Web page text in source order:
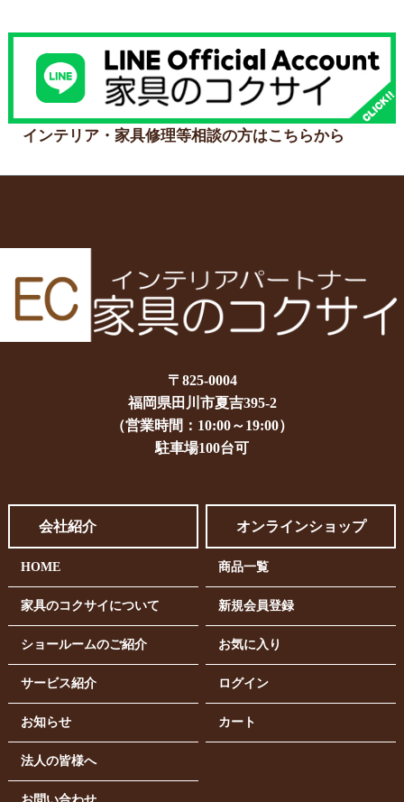
インテリア・家具修理等相談の方はこちらから
〒825-0004
福岡県田川市夏吉395-2
（営業時間：10:00～19:00）
駐車場100台可
会社紹介
HOME
家具のコクサイについて
ショールームのご紹介
サービス紹介
お知らせ
法人の皆様へ
オンラインショップ
商品一覧
新規会員登録
お気に入り
ログイン
カート